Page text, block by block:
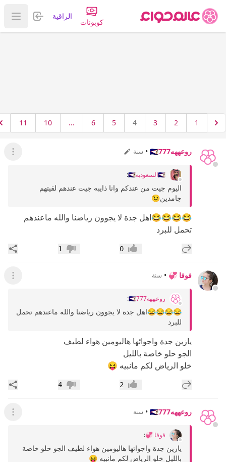
كوبونات
الراقية تسجيل
عرض
1
2
3
4
5
6
...
10
11
روعههه🇸🇦777 • سنة عرض
🇸🇦السعوديه🇸🇦 :
اليوم جيت من عندكم وانا ذايبه جيت عندهم لقيتهم
جامدين😉
😂😂😂😂اهل جدة لا يجوون رياضنا والله ماعندهم
تحمل للبرد
إضافة رد جديد إعجاب0 عدم إعجاب
1
فوفا 💞 • سنة عرض
روعههه🇸🇦777 :
😂😂😂😂اهل جدة لا يجوون رياضنا والله ماعندهم تحمل
للبرد
يازين جدة واجوائها هاليومين هواء لطيف
الجو حلو خاصة بالليل
خلو الرياض لكم مانبيه 😝
إضافة رد جديد إعجاب2 عدم إعجاب
4
روعههه🇸🇦777 • سنة عرض
فوفا 💞:
يازين جدة واجوائها هاليومين هواء لطيف الجو حلو خاصة
بالليل خلو الرياض لكم مانبيه 😝